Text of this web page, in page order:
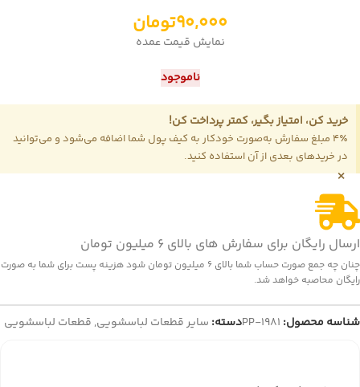
90,000تومان
نمایش قیمت عمده
ناموجود
خرید کن، امتیاز بگیر، کمتر پرداخت کن!
4٪ مبلغ سفارش به‌صورت خودکار به کیف پول شما اضافه می‌شود و می‌توانید
در خریدهای بعدی از آن استفاده کنید.
×
ارسال رایگان برای سفارش های بالای 6 میلیون تومان
چنان چه جمع صورت حساب شما بالای 6 میلیون تومان شود هزینه پست برای شما به صورت
رایگان محاصبه خواهد شد.
شناسه محصول: PP-1981دسته: سایر قطعات لباسشویی, قطعات لباسشویی